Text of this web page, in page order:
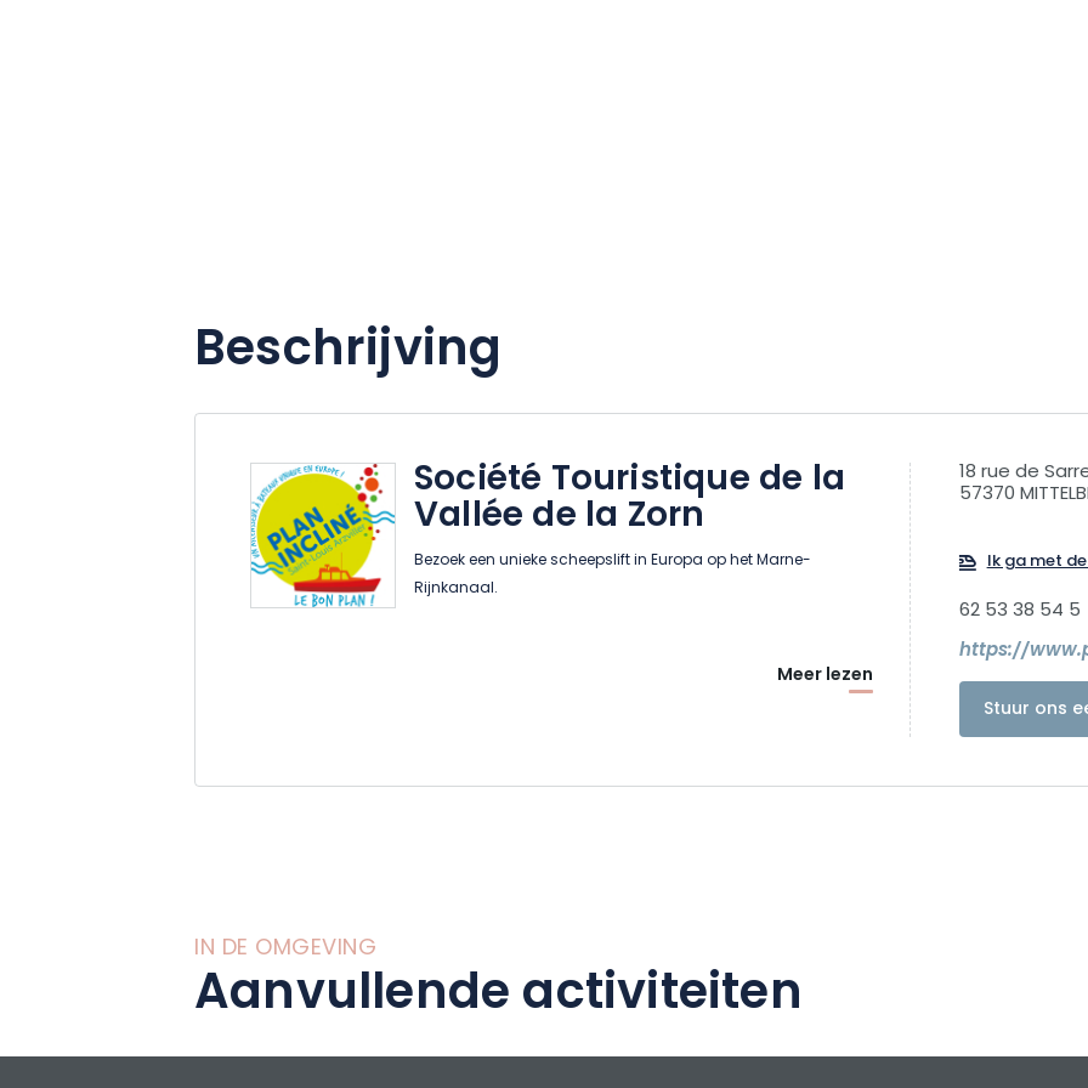
Beschrijving
Société Touristique de la
Vallée de la Zorn
Bezoek een unieke scheepslift in Europa op het Marne-
Rijnkanaal.
Meer lezen
18 rue de
57370
Ik ga met
62 53 38 54 5
https://
Stuur ons
IN DE OMGEVING
Aanvullende activiteiten